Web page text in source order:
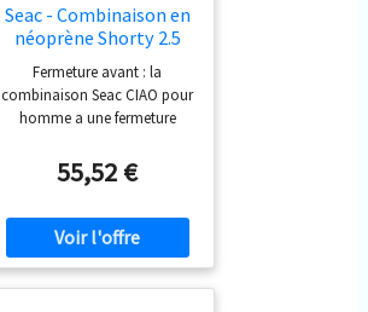
Seac - Combinaison en
néoprène Shorty 2.5
mm Ciao - Homme,
Noir (Noir/Rouge) - XL
Fermeture avant : la
combinaison Seac CIAO pour
homme a une fermeture
un enfilage facile Coutures
plates : la combinaison en
confortable à enfiler, et ses
coutures plates empêchent
les frottements sur la peau
55,52 €